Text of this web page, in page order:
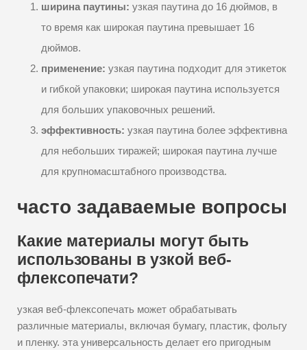
ширина паутины: узкая паутина до 16 дюймов, в
то время как широкая паутина превышает 16
дюймов.
применение: узкая паутина подходит для этикеток
и гибкой упаковки; широкая паутина используется
для больших упаковочных решений.
эффективность: узкая паутина более эффективна
для небольших тиражей; широкая паутина лучше
для крупномасштабного производства.
часто задаваемые вопросы
Какие материалы могут быть
использованы в узкой веб-
флексопечати?
узкая веб-флексопечать может обрабатывать
различные материалы, включая бумагу, пластик, фольгу
и пленку. эта универсальность делает его пригодным